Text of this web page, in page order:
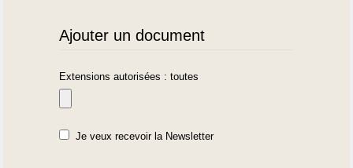
Ajouter un document
Extensions autorisées : toutes
Je veux recevoir la Newsletter